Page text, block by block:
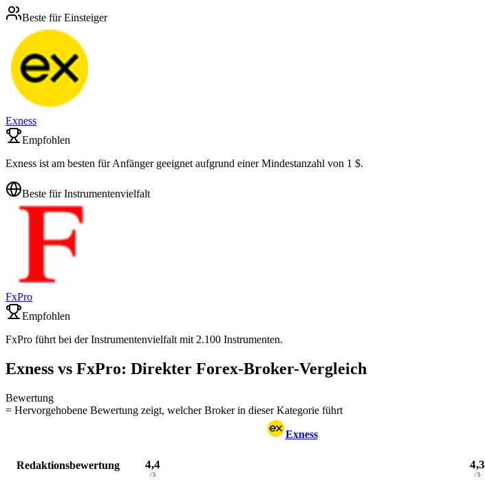
Beste für Einsteiger
Exness
Empfohlen
Exness ist am besten für Anfänger geeignet aufgrund einer Mindestanzahl von 1 $.
Beste für Instrumentenvielfalt
FxPro
Empfohlen
FxPro führt bei der Instrumentenvielfalt mit 2.100 Instrumenten.
Exness vs FxPro: Direkter Forex-Broker-Vergleich
Bewertung
= Hervorgehobene Bewertung zeigt, welcher Broker in dieser Kategorie führt
Exness
Redaktionsbewertung 4,4
/ 5
4,3
/ 5